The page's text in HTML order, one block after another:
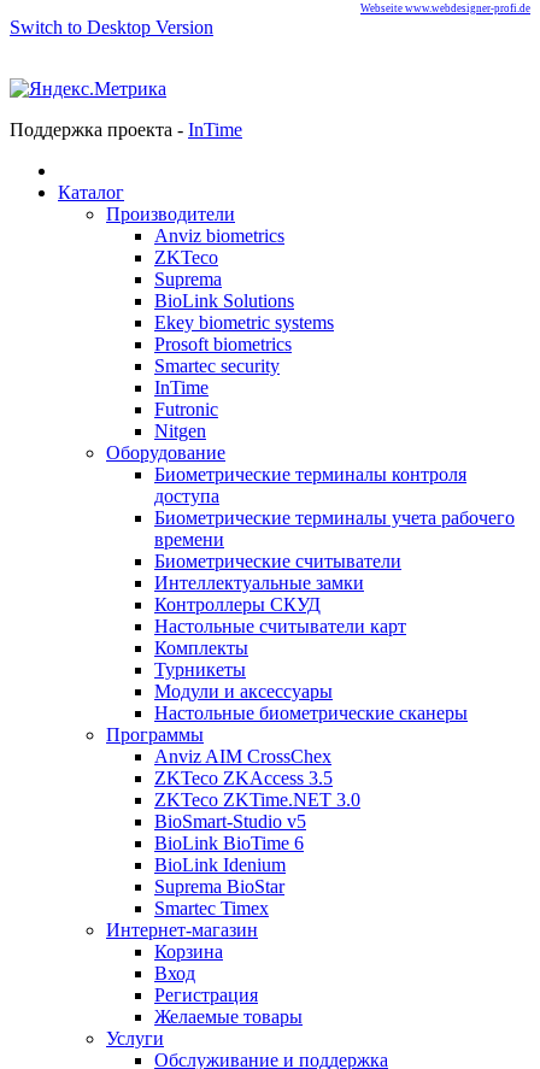
Webseite www.webdesigner-profi.de
Switch to Desktop Version
Поддержка проекта - InTime
Каталог
Производители
Anviz biometrics
ZKTeco
Suprema
BioLink Solutions
Ekey biometric systems
Prosoft biometrics
Smartec security
InTime
Futronic
Nitgen
Оборудование
Биометрические терминалы контроля
доступа
Биометрические терминалы учета рабочего
времени
Биометрические считыватели
Интеллектуальные замки
Контроллеры СКУД
Настольные считыватели карт
Комплекты
Турникеты
Модули и аксессуары
Настольные биометрические сканеры
Программы
Anviz AIM CrossChex
ZKTeco ZKAccess 3.5
ZKTeco ZKTime.NET 3.0
BioSmart-Studio v5
BioLink BioTime 6
BioLink Idenium
Suprema BioStar
Smartec Timex
Интернет-магазин
Корзина
Вход
Регистрация
Желаемые товары
Услуги
Обслуживание и поддержка